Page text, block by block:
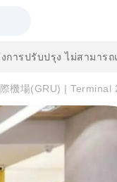
การปรับปรุง ไม่สามาร
機場(GRU) |